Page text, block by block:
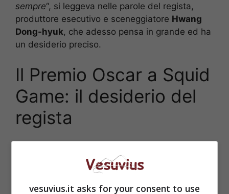
sempre“, si leggeva nelle parole del regista,
produttore esecutivo e sceneggiatore Hwang
Dong-hyuk, che adesso pensa in grande ed ha
un desiderio preciso.
Il Premio Oscar a Squid
Game: il desiderio del
regista
vesuvius.it asks for your consent to use